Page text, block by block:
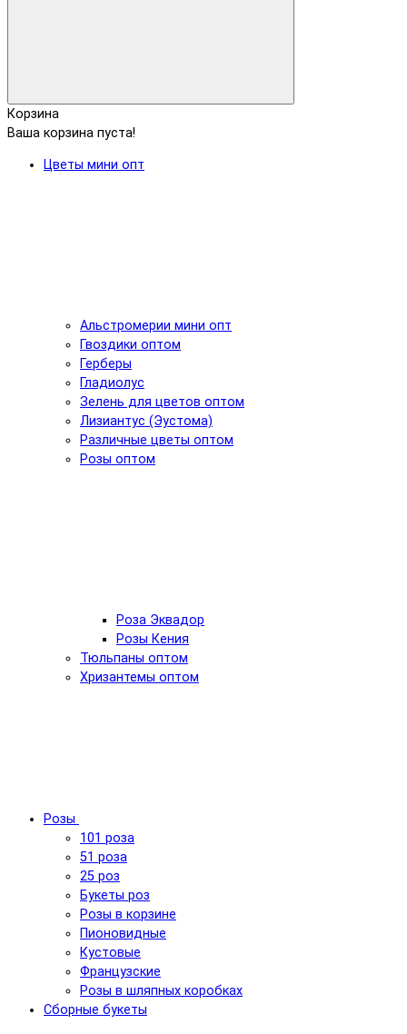
Корзина
Ваша корзина пуста!
Цветы мини опт
Альстромерии мини опт
Гвоздики оптом
Герберы
Гладиолус
Зелень для цветов оптом
Лизиантус (Эустома)
Различные цветы оптом
Розы оптом
Роза Эквадор
Розы Кения
Тюльпаны оптом
Хризантемы оптом
Розы
101 роза
51 роза
25 роз
Букеты роз
Розы в корзине
Пионовидные
Кустовые
Французские
Розы в шляпных коробках
Сборные букеты